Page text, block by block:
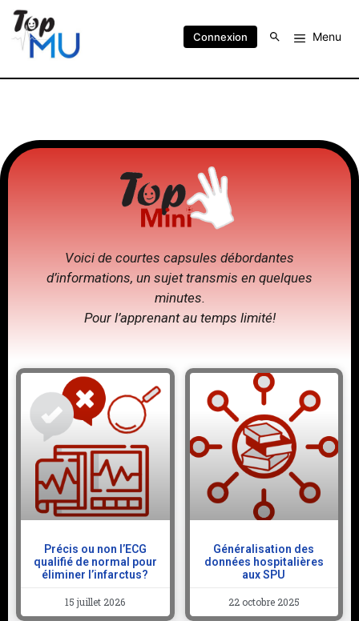
Connexion Menu
Voici de courtes capsules débordantes
d’informations, un sujet transmis en quelques
minutes.
Pour l’apprenant au temps limité!
Précis ou non l’ECG
qualifié de normal pour
éliminer l’infarctus?
15 juillet 2026
Généralisation des
données hospitalières
aux SPU
22 octobre 2025